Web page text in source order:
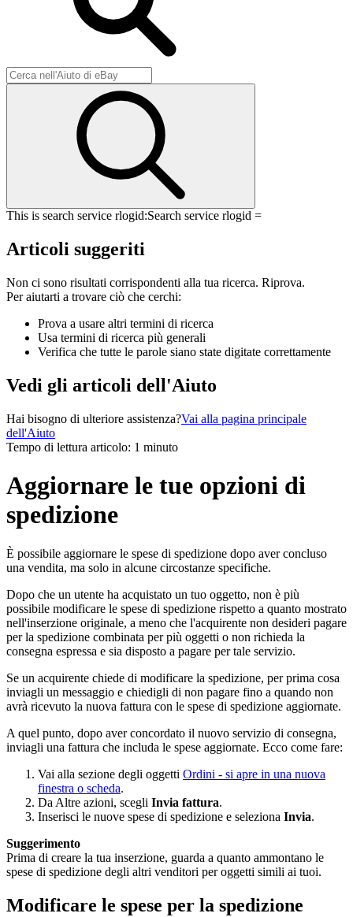
This is search service rlogid:Search service rlogid =
Articoli suggeriti
Non ci sono risultati corrispondenti alla tua ricerca. Riprova.
Per aiutarti a trovare ciò che cerchi:
Prova a usare altri termini di ricerca
Usa termini di ricerca più generali
Verifica che tutte le parole siano state digitate correttamente
Vedi gli articoli dell'Aiuto
Hai bisogno di ulteriore assistenza?Vai alla pagina principale
dell'Aiuto
Tempo di lettura articolo: 1 minuto
Aggiornare le tue opzioni di
spedizione
È possibile aggiornare le spese di spedizione dopo aver concluso
una vendita, ma solo in alcune circostanze specifiche.
Dopo che un utente ha acquistato un tuo oggetto, non è più
possibile modificare le spese di spedizione rispetto a quanto mostrato
nell'inserzione originale, a meno che l'acquirente non desideri pagare
per la spedizione combinata per più oggetti o non richieda la
consegna espressa e sia disposto a pagare per tale servizio.
Se un acquirente chiede di modificare la spedizione, per prima cosa
inviagli un messaggio e chiedigli di non pagare fino a quando non
avrà ricevuto la nuova fattura con le spese di spedizione aggiornate.
A quel punto, dopo aver concordato il nuovo servizio di consegna,
inviagli una fattura che includa le spese aggiornate. Ecco come fare:
Vai alla sezione degli oggetti Ordini - si apre in una nuova
finestra o scheda.
Da Altre azioni, scegli Invia fattura.
Inserisci le nuove spese di spedizione e seleziona Invia.
Suggerimento
Prima di creare la tua inserzione, guarda a quanto ammontano le
spese di spedizione degli altri venditori per oggetti simili ai tuoi.
Modificare le spese per la spedizione